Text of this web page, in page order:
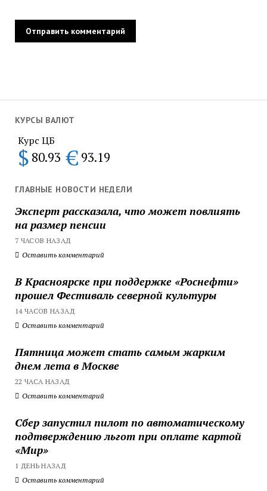
КУРСЫ ВАЛЮТ
Курс ЦБ
$ 80.93 € 93.19
ГЛАВНЫЕ НОВОСТИ НЕДЕЛИ
Эксперт рассказала, что может повлиять
на размер пенсии
7 ЧАСОВ НАЗАД
Оставить комментарий
В Красноярске при поддержке «Роснефти»
прошел Фестиваль северной культуры
14 ЧАСОВ НАЗАД
Оставить комментарий
Пятница может стать самым жарким
днем лета в Москве
22 ЧАСА НАЗАД
Оставить комментарий
Сбер запустил пилот по автоматическому
подтверждению льгот при оплате картой
«Мир»
1 ДЕНЬ НАЗАД
Оставить комментарий